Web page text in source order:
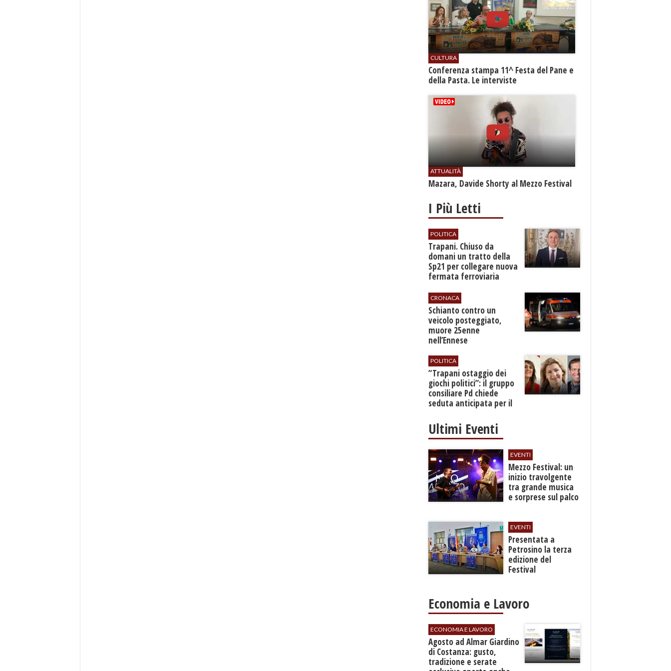
CULTURA
Conferenza stampa 11^ Festa del Pane e
della Pasta. Le interviste
ATTUALITÀ
Mazara, Davide Shorty al Mezzo Festival
I Più Letti
POLITICA
​Trapani. Chiuso da
domani un tratto della
Sp21 per collegare nuova
fermata ferroviaria
CRONACA
​Schianto contro un
veicolo posteggiato,
muore 25enne
nell’Ennese
POLITICA
​“Trapani ostaggio dei
giochi politici”: il gruppo
consiliare Pd chiede
seduta anticipata per il
Ultimi Eventi
EVENTI
Mezzo Festival: un
inizio travolgente
tra grande musica
e sorprese sul palco
EVENTI
Presentata a
Petrosino la terza
edizione del
Festival
"Voci dal
Mediterraneo"
Economia e Lavoro
ECONOMIA E LAVORO
Agosto ad Almar Giardino
di Costanza: gusto,
tradizione e serate